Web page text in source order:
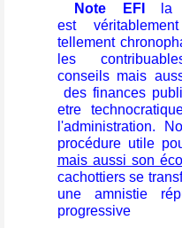
Note EFI
la
est
tellement
les
conseils mais
des finances
etre
l'administration.
procédure utile
mais aussi son
cachottiers se
une amnistie
progressive